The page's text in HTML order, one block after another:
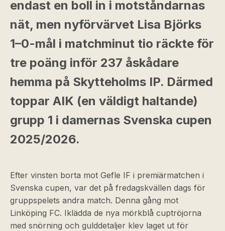
endast en boll in i motståndarnas
nät, men nyförvärvet Lisa Björks
1–0-mål i matchminut tio räckte för
tre poäng inför 237 åskådare
hemma på Skytteholms IP. Därmed
toppar AIK (en väldigt haltande)
grupp 1 i damernas Svenska cupen
2025/2026.
Efter vinsten borta mot Gefle IF i premiärmatchen i
Svenska cupen, var det på fredagskvällen dags för
gruppspelets andra match. Denna gång mot
Linköping FC. Iklädda de nya mörkblå cuptröjorna
med snörning och gulddetaljer klev laget ut för